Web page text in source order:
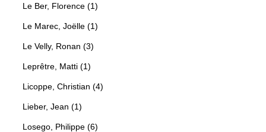
Le Ber, Florence (1)
Le Marec, Joëlle (1)
Le Velly, Ronan (3)
Leprêtre, Matti (1)
Licoppe, Christian (4)
Lieber, Jean (1)
Losego, Philippe (6)